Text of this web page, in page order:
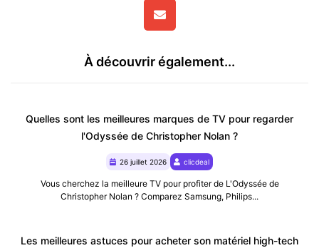
À découvrir également...
Quelles sont les meilleures marques de TV pour regarder
l'Odyssée de Christopher Nolan ?
26 juillet 2026 clicdeal
Vous cherchez la meilleure TV pour profiter de L'Odyssée de
Christopher Nolan ? Comparez Samsung, Philips...
Les meilleures astuces pour acheter son matériel high-tech